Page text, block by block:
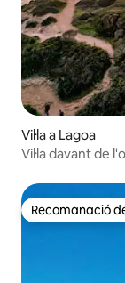
Vil·la a Lagoa
Vil·la davant de
Recomanació
Recomanació